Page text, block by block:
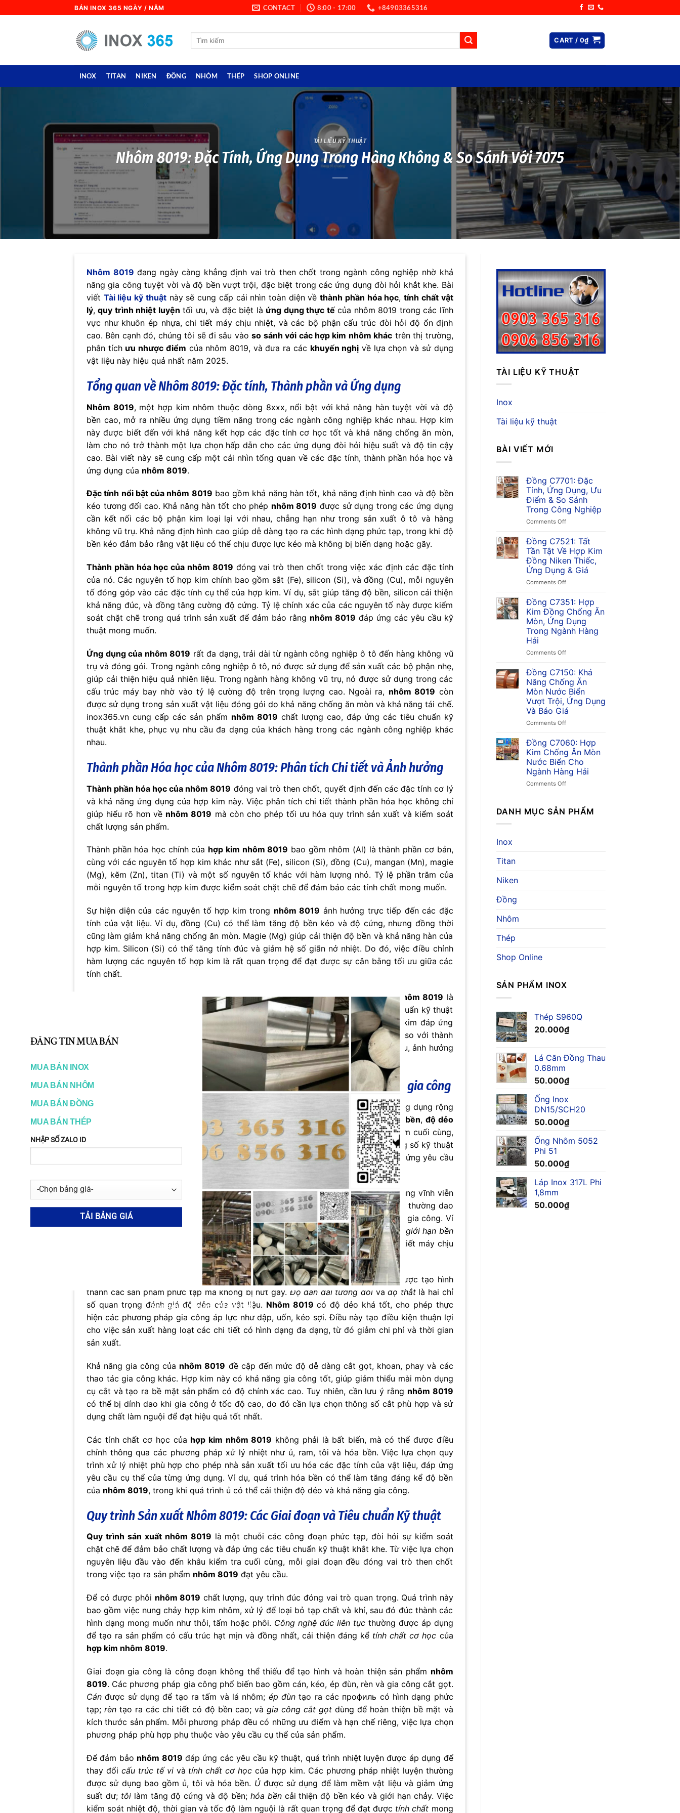
to
BÁN INOX 365 NGÀY / NĂM CONTACT 8:00 - 17:00 +84903365316
Search
CART / 0₫
INOX TITAN NIKEN ĐỒNG NHÔM THÉP SHOP ONLINE
TÀI LIỆU KỸ THUẬT
Nhôm 8019: Đặc Tính, Ứng Dụng Trong Hàng Không & So Sánh Với 7075
Nhôm 8019 đang ngày càng khẳng định vai trò then chốt trong ngành công nghiệp nhờ khả
năng gia công tuyệt vời và độ bền vượt trội, đặc biệt trong các ứng dụng đòi hỏi khắt khe. Bài
viết Tài liệu kỹ thuậtnày sẽ cung cấp cái nhìn toàn diện vềthành phần hóa học,tính chất vật
lý,quy trình nhiệt luyện tối ưu, và đặc biệt là ứng dụng thực tếcủa nhôm 8019 trong các lĩnh
vực như khuôn ép nhựa, chi tiết máy chịu nhiệt, và các bộ phận cấu trúc đòi hỏi độ ổn định
cao. Bên cạnh đó, chúng tôi sẽ đi sâu vàoso sánh với các hợp kim nhôm khác trên thị trường,
phân tích ưu nhược điểm của nhôm 8019, và đưa ra các khuyến nghị về lựa chọn và sử dụng
vật liệu này hiệu quả nhất năm 2025.
Tổng quan vềNhôm 8019: Đặc tính, Thành phần và Ứng dụng
Nhôm 8019, một hợp kim nhôm thuộc dòng 8xxx, nổi bật với khả năng hàn tuyệt vời và độ
bền cao, mở ra nhiều ứng dụng tiềm năng trong các ngành công nghiệp khác nhau. Hợp kim
này được biết đến với khả năng kết hợp các đặc tính cơ học tốt và khả năng chống ăn mòn,
làm cho nó trở thành một lựa chọn hấp dẫn cho các ứng dụng đòi hỏi hiệu suất và độ tin cậy
cao. Bài viết này sẽ cung cấp một cái nhìn tổng quan về các đặc tính, thành phần hóa học và
ứng dụng của nhôm 8019.
Đặc tính nổi bật của nhôm 8019 bao gồm khả năng hàn tốt, khả năng định hình cao và độ bền
kéo tương đối cao. Khả năng hàn tốt cho phép nhôm 8019 được sử dụng trong các ứng dụng
cần kết nối các bộ phận kim loại lại với nhau, chẳng hạn như trong sản xuất ô tô và hàng
không vũ trụ. Khả năng định hình cao giúp dễ dàng tạo ra các hình dạng phức tạp, trong khi độ
bền kéo đảm bảo rằng vật liệu có thể chịu được lực kéo mà không bị biến dạng hoặc gãy.
Thành phần hóa học của nhôm 8019 đóng vai trò then chốt trong việc xác định các đặc tính
của nó. Các nguyên tố hợp kim chính bao gồm sắt (Fe), silicon (Si), và đồng (Cu), mỗi nguyên
tố đóng góp vào các đặc tính cụ thể của hợp kim. Ví dụ, sắt giúp tăng độ bền, silicon cải thiện
khả năng đúc, và đồng tăng cường độ cứng. Tỷ lệ chính xác của các nguyên tố này được kiểm
soát chặt chẽ trong quá trình sản xuất để đảm bảo rằng nhôm 8019 đáp ứng các yêu cầu kỹ
thuật mong muốn.
Ứng dụng của nhôm 8019 rất đa dạng, trải dài từ ngành công nghiệp ô tô đến hàng không vũ
trụ và đóng gói. Trong ngành công nghiệp ô tô, nó được sử dụng để sản xuất các bộ phận nhẹ,
giúp cải thiện hiệu quả nhiên liệu. Trong ngành hàng không vũ trụ, nó được sử dụng trong các
cấu trúc máy bay nhờ vào tỷ lệ cường độ trên trọng lượng cao. Ngoài ra, nhôm 8019 còn
được sử dụng trong sản xuất vật liệu đóng gói do khả năng chống ăn mòn và khả năng tái chế.
inox365.vn cung cấp các sản phẩm nhôm 8019 chất lượng cao, đáp ứng các tiêu chuẩn kỹ
thuật khắt khe, phục vụ nhu cầu đa dạng của khách hàng trong các ngành công nghiệp khác
nhau.
Thành phần Hóa học của Nhôm 8019: Phân tích Chi tiết và Ảnh hưởng
Thành phần hóa học của nhôm 8019 đóng vai trò then chốt, quyết định đến các đặc tính cơ lý
và khả năng ứng dụng của hợp kim này. Việc phân tích chi tiết thành phần hóa học không chỉ
giúp hiểu rõ hơn về nhôm 8019 mà còn cho phép tối ưu hóa quy trình sản xuất và kiểm soát
chất lượng sản phẩm.
Thành phần hóa học chính của hợp kim nhôm 8019 bao gồm nhôm (Al) là thành phần cơ bản,
cùng với các nguyên tố hợp kim khác như sắt (Fe), silicon (Si), đồng (Cu), mangan (Mn), magie
(Mg), kẽm (Zn), titan (Ti) và một số nguyên tố khác với hàm lượng nhỏ. Tỷ lệ phần trăm của
mỗi nguyên tố trong hợp kim được kiểm soát chặt chẽ để đảm bảo các tính chất mong muốn.
Sự hiện diện của các nguyên tố hợp kim trong nhôm 8019 ảnh hưởng trực tiếp đến các đặc
tính của vật liệu. Ví dụ, đồng (Cu) có thể làm tăng độ bền kéo và độ cứng, nhưng đồng thời
cũng làm giảm khả năng chống ăn mòn. Magie (Mg) giúp cải thiện độ bền và khả năng hàn của
hợp kim. Silicon (Si) có thể tăng tính đúc và giảm hệ số giãn nở nhiệt. Do đó, việc điều chỉnh
hàm lượng các nguyên tố hợp kim là rất quan trọng để đạt được sự cân bằng tối ưu giữa các
tính chất.
Việc kiểm soát chặt chẽ thành phần hóa học trong quá trình sản xuấthợp kim nhôm 8019 là
yếu tố then chốt để đảm bảo chất lượng và độ tin cậy của sản phẩm. Các tiêu chuẩn kỹ thuật
thường quy định giới hạn hàm lượng của từng nguyên tố để đảm bảo rằng hợp kim đáp ứng
các yêu cầu về cơ tính, khả năng gia công và khả năng chống ăn mòn. Sai lệch so với thành
phần tiêu chuẩn có thể dẫn đến những thay đổi đáng kể trong tính chất của vật liệu, ảnh hưởng
đến hiệu suất và tuổi thọ của các sản phẩm làm từnhôm 8019.
Tính chất Cơ học của Nhôm 8019: Độ bền, Độ dẻo và Khả năng gia công
Tính chất cơ học của nhôm 8019
đóng vai trò then chốt, quyết định khả năng ứng dụng rộng
rãi của hợp kim nhôm này trong nhiều lĩnh vực công nghiệp. Các đặc tính nhưđộ bền, độ dẻo
không chỉ ảnh hưởng đến hiệu suất và tuổi thọ của sản phẩm cuối cùng,
mà còn tác động trực tiếp đến quy trình sản xuất và chi phí. Việc hiểu rõ các thông số kỹ thuật
này cho phép các nhà sản xuất lựa chọn và sử dụng vật liệu một cách tối ưu, đáp ứng yêu cầu
Độ bền của nhôm 8019
thể hiện khả năng chịu lực tác động mà không bị biến dạng vĩnh viễn
(giới hạn đàn hồi) hoặc phá hủy (giới hạn bền).Giới hạn bền kéocủa hợp kim này thường dao
động trong khoảng nhất định, tùy thuộc vào quy trình nhiệt luyện và phương pháp gia công. Ví
dụ, một số nghiên cứu chỉ ra rằngnhôm 8019sau khi được xử lý nhiệt có thể đạt giới hạn bền
cao hơn so với trạng thái ban đầu, mở ra tiềm năng ứng dụng trong các chi tiết máy chịu
Độ dẻo, hay khả năng biến dạng dẻo củanhôm 8019, cho phép vật liệu này được tạo hình
thành các sản phẩm phức tạp mà không bị nứt gãy. Độ dãn dài tương đốivàđộ thắtlà hai chỉ
số quan trọng đánh giá độ dẻo của vật liệu. Nhôm 8019 có độ dẻo khá tốt, cho phép thực
hiện các phương pháp gia công áp lực như dập, uốn, kéo sợi. Điều này tạo điều kiện thuận lợi
cho việc sản xuất hàng loạt các chi tiết có hình dạng đa dạng, từ đó giảm chi phí và thời gian
sản xuất.
Khả năng gia công của nhôm 8019 đề cập đến mức độ dễ dàng cắt gọt, khoan, phay và các
thao tác gia công khác. Hợp kim này có khả năng gia công tốt, giúp giảm thiểu mài mòn dụng
cụ cắt và tạo ra bề mặt sản phẩm có độ chính xác cao. Tuy nhiên, cần lưu ý rằng nhôm 8019
có thể bị dính dao khi gia công ở tốc độ cao, do đó cần lựa chọn thông số cắt phù hợp và sử
dụng chất làm nguội để đạt hiệu quả tốt nhất.
Các tính chất cơ học của hợp kim nhôm 8019 không phải là bất biến, mà có thể được điều
chỉnh thông qua các phương pháp xử lý nhiệt như ủ, ram, tôi và hóa bền. Việc lựa chọn quy
trình xử lý nhiệt phù hợp cho phép nhà sản xuất tối ưu hóa các đặc tính của vật liệu, đáp ứng
yêu cầu cụ thể của từng ứng dụng. Ví dụ, quá trình hóa bền có thể làm tăng đáng kể độ bền
của nhôm 8019, trong khi quá trình ủ có thể cải thiện độ dẻo và khả năng gia công.
Quy trình Sản xuất Nhôm 8019: Các Giai đoạn và Tiêu chuẩn Kỹ thuật
Quy trình sản xuất nhôm 8019 là một chuỗi các công đoạn phức tạp, đòi hỏi sự kiểm soát
chặt chẽ để đảm bảo chất lượng và đáp ứng các tiêu chuẩn kỹ thuật khắt khe. Từ việc lựa chọn
nguyên liệu đầu vào đến khâu kiểm tra cuối cùng, mỗi giai đoạn đều đóng vai trò then chốt
trong việc tạo ra sản phẩm nhôm 8019 đạt yêu cầu.
Để có được phôi nhôm 8019 chất lượng, quy trình đúc đóng vai trò quan trọng. Quá trình này
bao gồm việc nung chảy hợp kim nhôm, xử lý để loại bỏ tạp chất và khí, sau đó đúc thành các
hình dạng mong muốn như thỏi, tấm hoặc phôi. Công nghệ đúc liên tụcthường được áp dụng
để tạo ra sản phẩm có cấu trúc hạt mịn và đồng nhất, cải thiện đáng kể tính chất cơ học của
hợp kim nhôm 8019.
Giai đoạn gia công là công đoạn không thể thiếu để tạo hình và hoàn thiện sản phẩm nhôm
8019. Các phương pháp gia công phổ biến bao gồm cán, kéo, ép đùn, rèn và gia công cắt gọt.
Cán được sử dụng để tạo ra tấm và lá nhôm; ép đùntạo ra các профиль có hình dạng phức
tạp;rèn tạo ra các chi tiết có độ bền cao; vàgia công cắt gọt dùng để hoàn thiện bề mặt và
kích thước sản phẩm. Mỗi phương pháp đều có những ưu điểm và hạn chế riêng, việc lựa chọn
phương pháp phù hợp phụ thuộc vào yêu cầu cụ thể của sản phẩm.
Để đảm bảo nhôm 8019 đáp ứng các yêu cầu kỹ thuật, quá trình nhiệt luyện được áp dụng để
thay đổi cấu trúc tế vivà tính chất cơ học của hợp kim. Các phương pháp nhiệt luyện thường
được sử dụng bao gồm ủ, tôi và hóa bền. Ủđược sử dụng để làm mềm vật liệu và giảm ứng
suất dư; tôilàm tăng độ cứng và độ bền; hóa bềncải thiện độ bền kéo và giới hạn chảy. Việc
kiểm soát nhiệt độ, thời gian và tốc độ làm nguội là rất quan trọng để đạt được tính chất mong
TÀI LIỆU KỸ THUẬT
Inox
Tài liệu kỹ thuật
BÀI VIẾT MỚI
Đồng C7701: Đặc
Tính, Ứng Dụng, Ưu
Điểm & So Sánh
Trong Công Nghiệp
Comments Offon
C7701:
Đặc
Tính,
Ứng
Dụng,
Ưu
&
So
Sánh
Trong
Công
Đồng C7521: Tất
Tần Tật Về Hợp Kim
Đồng Niken Thiếc,
Ứng Dụng & Giá
Comments Offon
C7521:
Tất
Tần
Tật
Về
Kim
Thiếc,
Ứng
Dụng
&
Giá
Đồng C7351: Hợp
Kim Đồng Chống Ăn
Mòn, Ứng Dụng
Trong Ngành Hàng
Hải
Comments Offon
C7351:
Hợp
Kim
Đồng
Chống
Ăn
Mòn,
Trong
Ngành
Hàng
Hải
Đồng C7150: Khả
Năng Chống Ăn
Mòn Nước Biển
Vượt Trội, Ứng Dụng
Và Báo Giá
Comments Offon
C7150:
Khả
Năng
Chống
Ăn
Mòn
Vượt
Trội,
Đồng C7060: Hợp
Kim Chống Ăn Mòn
Nước Biển Cho
Ngành Hàng Hải
Comments Offon
Hợp
DANH MỤC SẢN PHẨM
Inox
Titan
Niken
Đồng
Nhôm
Thép
Shop Online
SẢN PHẨM INOX
Thép S960Q
20.000₫
Lá Căn Đồng Thau
0.68mm
50.000₫
Ống Inox
DN15/SCH20
50.000₫
Ống Nhôm 5052
Phi 51
50.000₫
Láp Inox 317L Phi
1,8mm
50.000₫
CLOSE
THIS
MODULE
ĐĂNG TIN MUA BÁN
MUA BÁN INOX
MUA BÁN NHÔM
MUA BÁN ĐỒNG
MUA BÁN THÉP
NHẬP SỐ ZALO ID
No thanks, I’m not interested!